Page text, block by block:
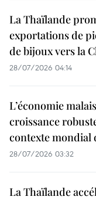
La Thaïlande
exportations de
de bijoux vers la
28/07/2026 04:14
L’économie
croissance
contexte mondial
28/07/2026 03:32
La Thaïlande